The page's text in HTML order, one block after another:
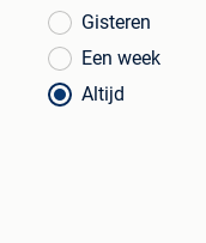
Gisteren
Een week
Altijd